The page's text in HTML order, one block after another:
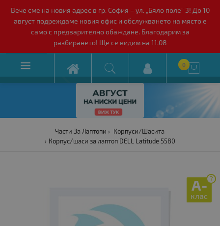
Вече сме на новия адрес в гр. София – ул. „Бяло поле“ 3! До 10
август подреждаме новия офис и обслужването на място е
само с предварително обаждане. Благодарим за
разбирането! Ще се видим на 11.08
 0 
Части За Лаптопи
Корпуси/Шасита
Корпус/шаси за лаптоп DELL Latitude 5580
?
A-
клас